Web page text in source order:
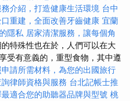
介紹，打造健康生活環境 台中
重建，全面改善牙齒健康 宜蘭
隱私 居家清潔服務，讓每個角
特殊性也在於，人們可以在大
受有意義的，重型食物，其中遵
請所需材料，為您的出國旅行
律師資格與服務 台北記帳士推
適合您的助聽器品牌與型號 桃